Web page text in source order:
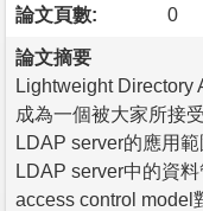
論文頁數: 0
論文摘要
Lightweight Directory
成為一個被大家所接
LDAP server的應用
LDAP server中的資
access control model